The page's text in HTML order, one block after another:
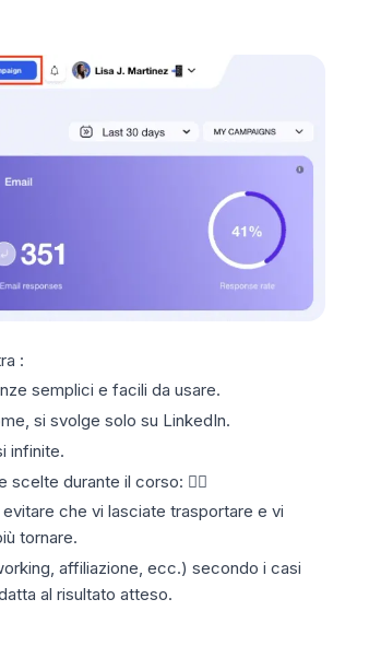
:
semplici e facili da usare.
si svolge solo su LinkedIn.
infinite.
durante il corso: 👇🏼
che vi lasciate trasportare e vi
tornare.
affiliazione, ecc.) secondo i casi
al risultato atteso.